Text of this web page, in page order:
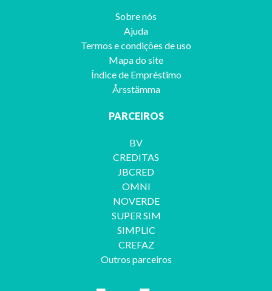
Sobre nós
Ajuda
Termos e condições de uso
Mapa do site
Índice de Empréstimo
Årsstämma
PARCEIROS
BV
CREDITAS
JBCRED
OMNI
NOVERDE
SUPER SIM
SIMPLIC
CREFAZ
Outros parceiros